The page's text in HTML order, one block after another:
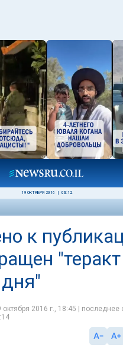
19 ОКТЯБРЯ 2016 06:12
к
"теракт
2016 г., 18:45 | последнее